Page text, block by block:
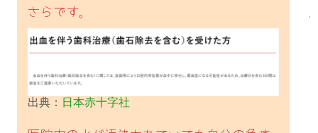
さらです。
出典： 日本赤十字社